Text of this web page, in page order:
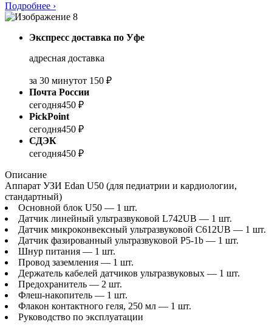
Подробнее ›
Экспресс доставка по Уфе
адресная доставка
за 30 минутот 150 ₽
Почта России
сегодня450 ₽
PickPoint
сегодня450 ₽
СДЭК
сегодня450 ₽
Описание
Аппарат УЗИ Edan U50 (для педиатрии и кардиологии,
стандартный)
Основной блок U50 — 1 шт.
Датчик линейный ультразвуковой L742UB — 1 шт.
Датчик микроконвексный ультразвуковой C612UB — 1 шт.
Датчик фазированный ультразвуковой P5-1b — 1 шт.
Шнур питания — 1 шт.
Провод заземления — 1 шт.
Держатель кабелей датчиков ультразвуковых — 1 шт.
Предохранитель — 2 шт.
Флеш-накопитель — 1 шт.
Флакон контактного геля, 250 мл — 1 шт.
Руководство по эксплуатации